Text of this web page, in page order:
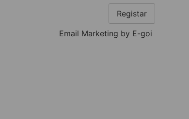
Registar
Email Marketing by E-goi